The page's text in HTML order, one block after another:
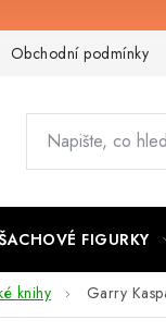
Obchodní podmínky
FIGURKY
knihy Garry